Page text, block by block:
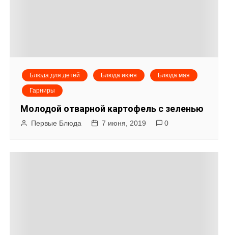
Блюда для детей Блюда июня Блюда мая
Гарниры
Молодой отварной картофель с зеленью
Первые Блюда 7 июня, 2019 0